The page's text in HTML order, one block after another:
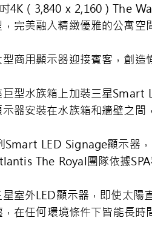
4K（3,840 x 2,160）The
完美融入精緻優雅的公寓空
商用顯示器迎接賓客，創造
型水族箱上加裝三星
器安裝在水族箱和牆壁之
Smart LED Signage顯示器
The Royal團隊依據
室外LED顯示器，即使太
在任何環境條件下皆能長時